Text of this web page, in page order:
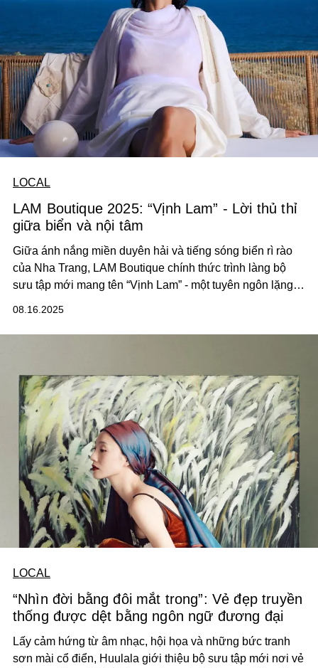
LOCAL
LAM Boutique 2025: “Vịnh Lam” - Lời thủ thỉ
giữa biển và nội tâm
Giữa ánh nắng miền duyên hải và tiếng sóng biển rì rào
của Nha Trang, LAM Boutique chính thức trình làng bộ
sưu tập mới mang tên “Vịnh Lam” - một tuyên ngôn lặng
08.16.2025
LOCAL
“Nhìn đời bằng đôi mắt trong”: Vẻ đẹp truyền
thống được dệt bằng ngôn ngữ đương đại
Lấy cảm hứng từ âm nhạc, hội họa và những bức tranh
sơn mài cổ điển, Huulala giới thiệu bộ sưu tập mới nơi vẻ